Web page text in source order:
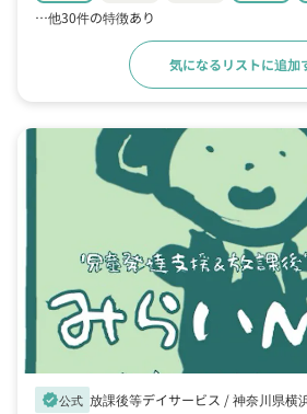
…他30件の特徴あり
気になるリストに追加
verified公式 放課後等デイサービス /神奈川県横